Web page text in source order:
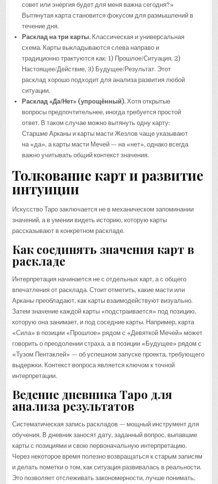
совет или энергия будет для меня важна сегодня?»
Вытянутая карта становится фокусом для размышлений в
течение дня.
Расклад на три карты. Классическая и универсальная
схема. Карты выкладываются слева направо и
традиционно трактуются как: 1) Прошлое/Ситуация, 2)
Настоящее/Действие, 3) Будущее/Результат. Этот
расклад хорошо подходит для анализа развития любой
ситуации.
Расклад «Да/Нет» (упрощённый). Хотя открытые
вопросы предпочтительнее, иногда требуется простой
ответ. В таком случае можно вытянуть одну карту:
Старшие Арканы и карты масти Жезлов чаще указывают
на «да», а карты масти Мечей — на «нет», однако всегда
важно учитывать общий контекст значения.
Толкование карт и развитие
интуиции
Искусство Таро заключается не в механическом запоминании
значений, а в умении видеть историю, которую карты
рассказывают в конкретном раскладе.
Как соединять значения карт в
раскладе
Интерпретация начинается не с отдельных карт, а с общего
впечатления от расклада. Стоит отметить, какие масти или
Арканы преобладают, как карты взаимодействуют визуально.
Затем значение каждой карты «подстраивается» под позицию,
которую она занимает, и под соседние карты. Например, карта
«Сила» в позиции «Прошлое» рядом с «Девяткой Мечей» может
говорить о преодолении страха, а в позиции «Будущее» рядом с
«Тузом Пентаклей» — об успешном запуске проекта, требующего
выдержки. Контекст вопроса является ключом к точной
интерпретации.
Ведение дневника Таро для
анализа результатов
Систематическая запись раскладов — мощный инструмент для
обучения. В дневник заносят дату, заданный вопрос, выпавшие
карты с позициями и свою первоначальную интерпретацию.
Через некоторое время полезно возвращаться к старым записям
и делать пометки о том, как ситуация развивалась в реальности.
Это позволяет отслеживать закономерности, лучше понимать,